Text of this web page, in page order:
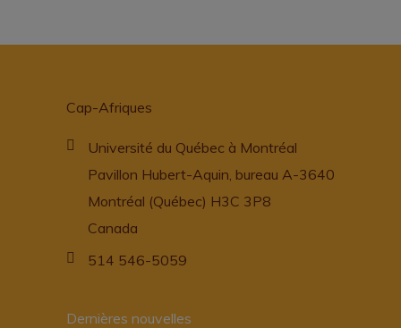
Cap-Afriques
Université du Québec à Montréal
Pavillon Hubert-Aquin, bureau A-3640
Montréal (Québec) H3C 3P8
Canada
514 546-5059
Dernières nouvelles